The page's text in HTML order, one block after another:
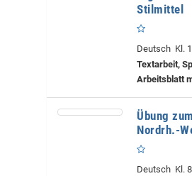
Stilmittel
Deutsch Kl.
Textarbeit,
Arbeitsblatt
Übung
Nordrh.-
Deutsch Kl.